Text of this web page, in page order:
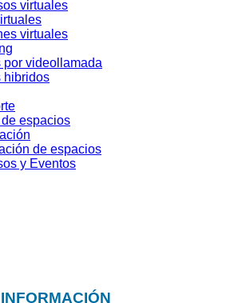
virtuales
virtuales
por videollamada
hibridos
espacios
de espacios
y Eventos